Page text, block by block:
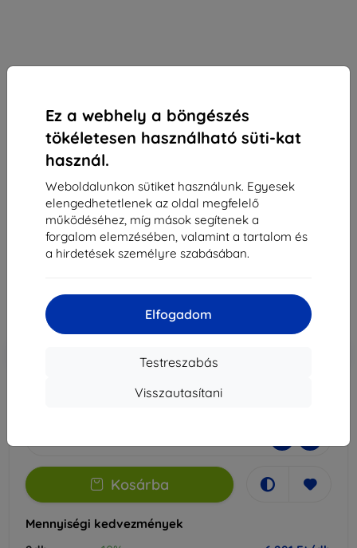
Ez a webhely a böngészés
tökéletesen használható süti-kat
használ.
Weboldalunkon sütiket használunk. Egyesek
elengedhetetlenek az oldal megfelelő
működéséhez, míg mások segítenek a
forgalom elemzésében, valamint a tartalom és
a hirdetések személyre szabásában.
Elfogadom
Testreszabás
Visszautasítani
3mk Paper Feeling védőfólia Tefal Cook4Me Touch
CY9128 / Touch Pro CY9431 készülékhez
Alkalmas:
6 990 Ft
6 291 Ft
Ár ÁFA nelkül
Kosárba
Mennyiségi kedvezmények